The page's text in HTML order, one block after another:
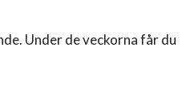
Under de veckorna får du